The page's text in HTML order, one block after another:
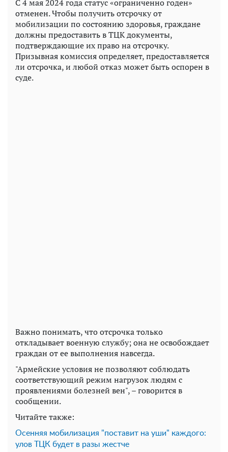
С 4 мая 2024 года статус «ограниченно годен»
отменен. Чтобы получить отсрочку от
мобилизации по состоянию здоровья, граждане
должны предоставить в ТЦК документы,
подтверждающие их право на отсрочку.
Призывная комиссия определяет, предоставляется
ли отсрочка, и любой отказ может быть оспорен в
суде.
Важно понимать, что отсрочка только
откладывает военную службу; она не освобождает
граждан от ее выполнения навсегда.
"Армейские условия не позволяют соблюдать
соответствующий режим нагрузок людям с
проявлениями болезней вен", – говорится в
сообщении.
Читайте также:
Осенняя мобилизация "поставит на уши" каждого:
улов ТЦК будет в разы жестче